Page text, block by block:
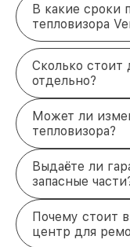
В какие сроки
тепловизора
Сколько стоит
отдельно?
Может ли
тепловизора?
Выдаёте ли
запасные
Почему стоит
центр для